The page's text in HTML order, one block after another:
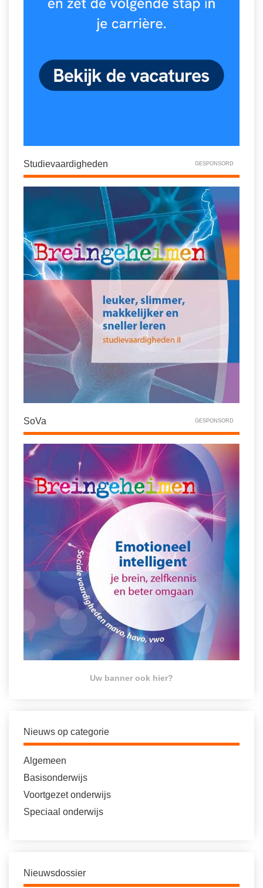
Studievaardigheden GESPONSORD
SoVa GESPONSORD
Uw banner ook hier?
Nieuws op categorie
Algemeen
Basisonderwijs
Voortgezet onderwijs
Speciaal onderwijs
Nieuwsdossier